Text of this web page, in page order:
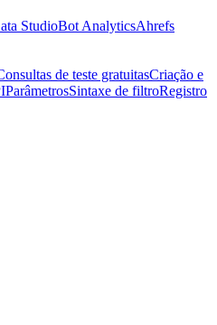
StudioBot AnalyticsAhrefs
de teste gratuitasCriação e
ParâmetrosSintaxe de filtroRegistro